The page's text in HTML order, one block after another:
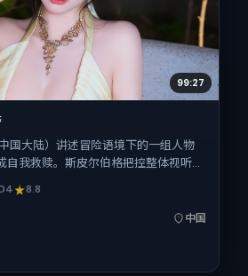
99:27
国大陆）讲述冒险语境下的一组人物
自我救赎。斯皮尔伯格把控整体视听语
登陆院线与网络平台，暑期档公映，
8.8
中国